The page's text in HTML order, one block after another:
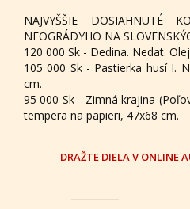
NAJVYŠŠIE DOSIAHNUTÉ
NEOGRÁDYHO NA
120 000 Sk - Dedina. Nedat.
105 000 Sk - Pastierka husí I.
cm.
95 000 Sk - Zimná krajina
tempera na papieri, 47x68 cm.
DRAŽTE DIELA V ONLINE